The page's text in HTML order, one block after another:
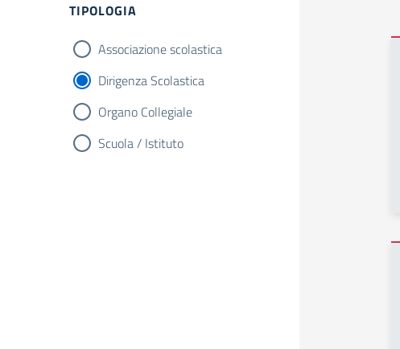
TIPOLOGIA
Associazione scolastica
Dirigenza Scolastica
Organo Collegiale
Scuola / Istituto